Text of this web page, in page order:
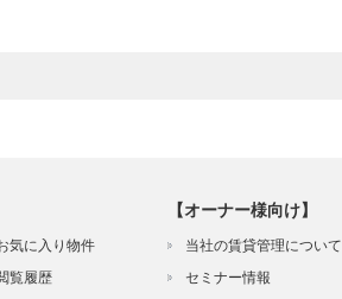
気に入り物件
覧履歴
【オーナー様向け】
当社の賃貸管理について
セミナー情報